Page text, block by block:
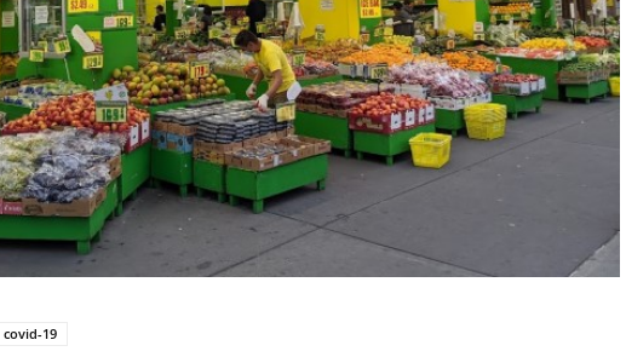
covid-19